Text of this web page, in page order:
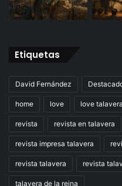
Etiquetas
David Fernández
home love love talavera
revista revista en talavera
revista impresa talavera
revista talavera revista
talavera de la reina